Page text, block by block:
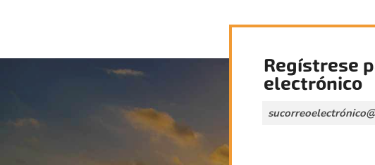
Regístrese
electrónico